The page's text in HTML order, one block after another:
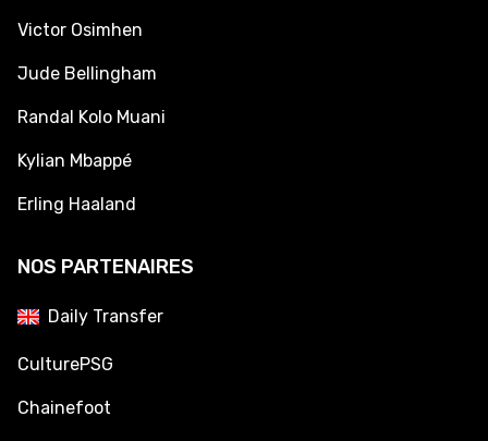
Victor Osimhen
Jude Bellingham
Randal Kolo Muani
Kylian Mbappé
Erling Haaland
NOS PARTENAIRES
Daily Transfer
CulturePSG
Chainefoot